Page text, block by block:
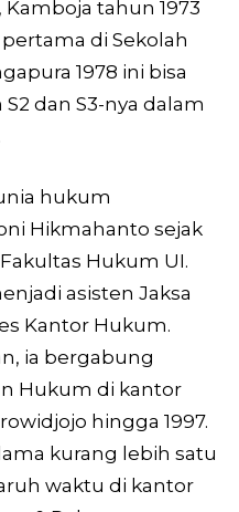
tahun 1973
di Sekolah
1978 ini bisa
dan S3-nya dalam
hukum
Hikmahanto sejak
Hukum UI.
asisten Jaksa
Kantor Hukum.
ia bergabung
Hukum di kantor
hingga 1997.
kurang lebih satu
waktu di kantor